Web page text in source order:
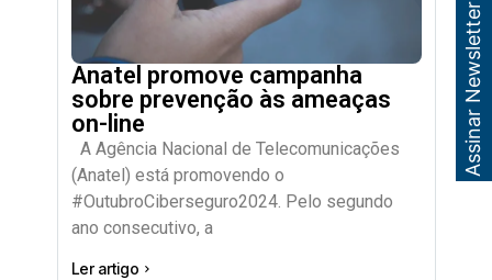
Anatel promove campanha
sobre prevenção às ameaças
on-line
A Agência Nacional de Telecomunicações
(Anatel) está promovendo o
#OutubroCiberseguro2024. Pelo segundo
ano consecutivo, a
Ler artigo
Assinar Newsletter